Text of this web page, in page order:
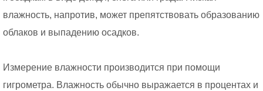
влажность, напротив, может препятствовать образованию
облаков и выпадению осадков.
Измерение влажности производится при помощи
гигрометра. Влажность обычно выражается в процентах и